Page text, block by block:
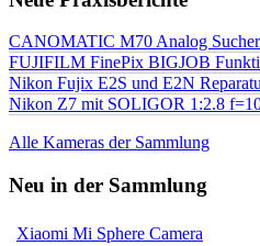
CANOMATIC M70 Analog
FUJIFILM FinePix BIGJOB
Nikon Fujix E2S und E2N
Nikon Z7 mit SOLIGOR 1:2.8
Alle Kameras der Sammlung
Neu in der Sammlung
Xiaomi Mi Sphere Camera